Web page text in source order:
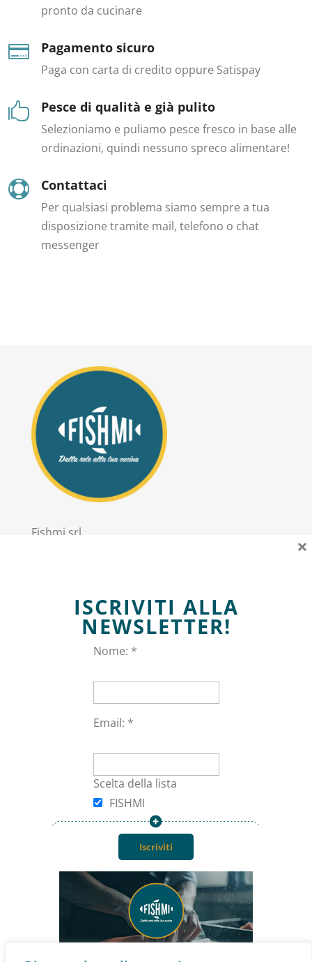
pronto da cucinare
 Pagamento sicuro
Paga con carta di credito oppure Satispay
 Pesce di qualità e già pulito
Selezioniamo e puliamo pesce fresco in base alle
ordinazioni, quindi nessuno spreco alimentare!
 Contattaci
Per qualsiasi problema siamo sempre a tua
disposizione tramite mail, telefono o chat
messenger
Fishmi srl
Informazioni
Carrello
Contattaci
ISCRIVITI ALLA
NEWSLETTER!
Nome: *
Email: *
Scelta della lista
FISHMI
×